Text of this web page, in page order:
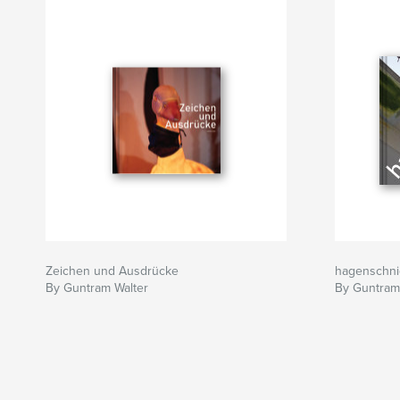
Zeichen und Ausdrücke
By Guntram Walter
By